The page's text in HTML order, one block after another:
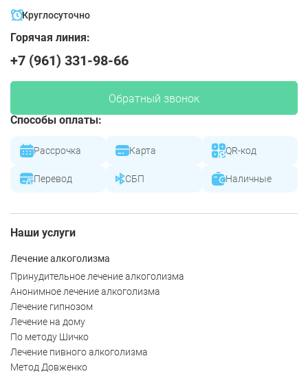
Круглосуточно
Горячая линия:
+7 (961) 331-98-66
Обратный звонок
Способы оплаты:
Рассрочка Карта QR-код
Перевод СБП Наличные
Наши услуги
Лечение алкоголизма
Принудительное лечение алкоголизма
Анонимное лечение алкоголизма
Лечение гипнозом
Лечение на дому
По методу Шичко
Лечение пивного алкоголизма
Метод Довженко